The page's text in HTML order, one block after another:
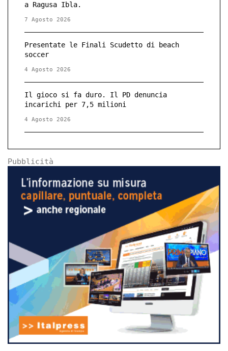
a Ragusa Ibla.
7 Agosto 2026
Presentate le Finali Scudetto di beach
soccer
4 Agosto 2026
Il gioco si fa duro. Il PD denuncia
incarichi per 7,5 milioni
4 Agosto 2026
Pubblicità